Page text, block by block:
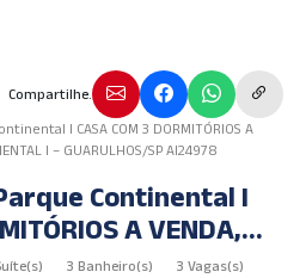
Compartilhe.
I CASA COM 3 DORMITÓRIOS A
I – GUARULHOS/SP AI24978
Continental I
A VENDA,
CONTINENTAL I –
3 Banheiro(s)
3 Vagas(s)